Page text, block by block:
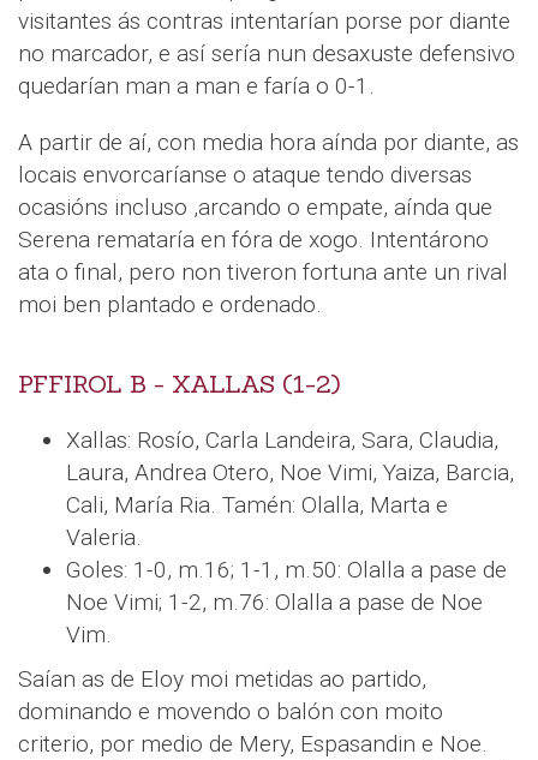
visitantes ás contras intentarían porse por diante
no marcador, e así sería nun desaxuste defensivo
quedarían man a man e faría o 0-1.
A partir de aí, con media hora aínda por diante, as
locais envorcaríanse o ataque tendo diversas
ocasións incluso ,arcando o empate, aínda que
Serena remataría en fóra de xogo. Intentárono
ata o final, pero non tiveron fortuna ante un rival
moi ben plantado e ordenado.
PFFIROL B - XALLAS (1-2)
Xallas: Rosío, Carla Landeira, Sara, Claudia,
Laura, Andrea Otero, Noe Vimi, Yaiza, Barcia,
Cali, María Ria. Tamén: Olalla, Marta e
Valeria.
Goles: 1-0, m.16; 1-1, m.50: Olalla a pase de
Noe Vimi; 1-2, m.76: Olalla a pase de Noe
Vim.
Saían as de Eloy moi metidas ao partido,
dominando e movendo o balón con moito
criterio, por medio de Mery, Espasandin e Noe.